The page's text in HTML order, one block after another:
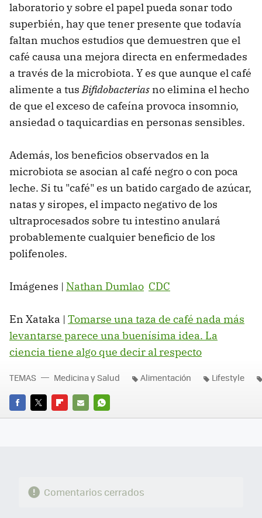
laboratorio y sobre el papel pueda sonar todo
superbién, hay que tener presente que todavía
faltan muchos estudios que demuestren que el
café causa una mejora directa en enfermedades
a través de la microbiota. Y es que aunque el café
alimente a tusBifidobacterias no elimina el hecho
de que el exceso de cafeína provoca insomnio,
ansiedad o taquicardias en personas sensibles.
Además, los beneficios observados en la
microbiota se asocian al café negro o con poca
leche. Si tu "café" es un batido cargado de azúcar,
natas y siropes, el impacto negativo de los
ultraprocesados sobre tu intestino anulará
probablemente cualquier beneficio de los
polifenoles.
Imágenes | Nathan Dumlao CDC
En Xataka | Tomarse una taza de café nada más
levantarse parece una buenísima idea. La
ciencia tiene algo que decir al respecto
FACEBOOK
TWITTERFLIPBOARD
E-
WHATSAPP
TEMAS Medicina y Salud Alimentación Lifestyle
Comentarios cerrados